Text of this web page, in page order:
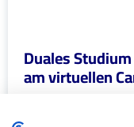
Duales
am virtuellen